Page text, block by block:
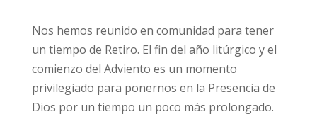
Nos hemos reunido en comunidad para tener
un tiempo de Retiro. El fin del año litúrgico y el
comienzo del Adviento es un momento
privilegiado para ponernos en la Presencia de
Dios por un tiempo un poco más prolongado.